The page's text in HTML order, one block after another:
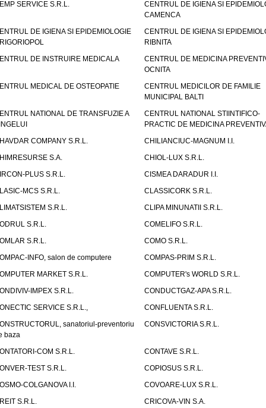
SERVICE S.R.L.
CENTRUL DE IGIENA SI
CAMENCA
DE IGIENA SI EPIDEMIOLOGIE
CENTRUL DE IGIENA SI
RIBNITA
DE INSTRUIRE MEDICALA
CENTRUL DE MEDICINA
OCNITA
MEDICAL DE OSTEOPATIE
CENTRUL MEDICILOR DE FAMILIE
MUNICIPAL BALTI
NATIONAL DE TRANSFUZIE A
CENTRUL NATIONAL STIINTIFICO-
PRACTIC DE MEDICINA
COMPANY S.R.L.
CHILIANCIUC-MAGNUM I.I.
S.A.
CHIOL-LUX S.R.L.
PLUS S.R.L.
CISMEA DARADUR I.I.
MCS S.R.L.
CLASSICORK S.R.L.
S.R.L.
CLIPA MINUNATII S.R.L.
S.R.L.
COMELIFO S.R.L.
S.R.L.
COMO S.R.L.
INFO, salon de computere
COMPAS-PRIM S.R.L.
MARKET S.R.L.
COMPUTER's WORLD S.R.L.
IMPEX S.R.L.
CONDUCTGAZ-APA S.R.L.
SERVICE S.R.L.,
CONFLUENTA S.R.L.
sanatoriul-preventoriu
baza
CONSVICTORIA S.R.L.
COM S.R.L.
CONTAVE S.R.L.
TEST S.R.L.
COPIOSUS S.R.L.
COLGANOVA I.I.
COVOARE-LUX S.R.L.
S.R.L.
CRICOVA-VIN S.A.